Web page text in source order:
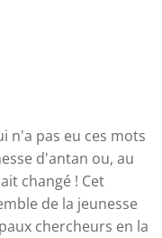
n'a pas eu ces mots
d'antan ou, au
changé ! Cet
de la jeunesse
chercheurs en la